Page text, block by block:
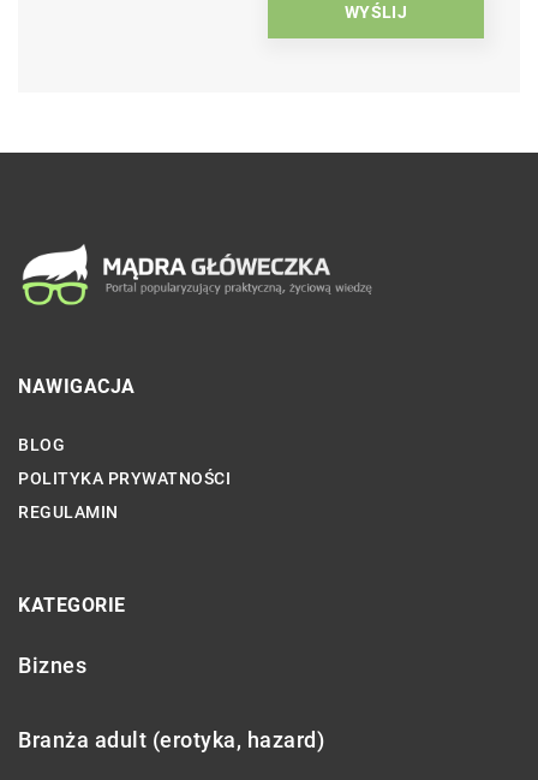
NAWIGACJA
BLOG
POLITYKA PRYWATNOŚCI
REGULAMIN
KATEGORIE
Biznes
Branża adult (erotyka, hazard)